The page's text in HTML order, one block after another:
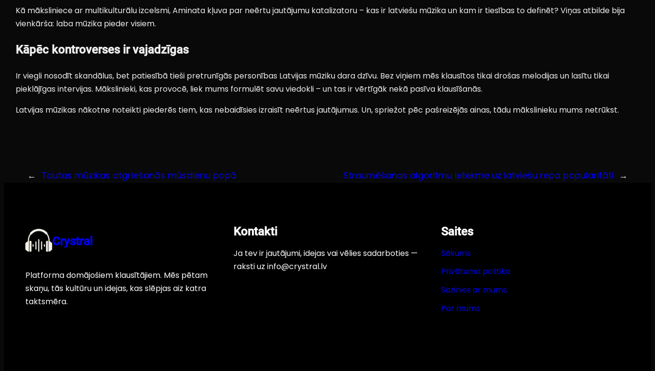
Kā māksliniece ar multikulturālu izcelsmi, Aminata kļuva par neērtu jautājumu katalizatoru – kas ir latviešu mūzika un kam ir tiesības to definēt? Viņas atbilde bija
vienkārša: laba mūzika pieder visiem.
Kāpēc kontroverses ir vajadzīgas
Ir viegli nosodīt skandālus, bet patiesībā tieši pretrunīgās personības Latvijas mūziku dara dzīvu. Bez viņiem mēs klausītos tikai drošas melodijas un lasītu tikai
pieklājīgas intervijas. Mākslinieki, kas provocē, liek mums formulēt savu viedokli – un tas ir vērtīgāk nekā pasīva klausīšanās.
Latvijas mūzikas nākotne noteikti piederēs tiem, kas nebaidīsies izraisīt neērtus jautājumus. Un, spriežot pēc pašreizējās ainas, tādu mākslinieku mums netrūkst.
← Tautas mūzikas atgriešanās mūsdienu popā Straumēšanas algoritmu ietekme uz latviešu repa popularitāti →
Crystral
Platforma domājošiem klausītājiem. Mēs pētam
skaņu, tās kultūru un idejas, kas slēpjas aiz katra
taktsmēra.
Kontakti
Ja tev ir jautājumi, idejas vai vēlies sadarboties —
raksti uz info@crystral.lv
Saites
Sākums
Privātuma politika
Sazinies ar mums
Par mums